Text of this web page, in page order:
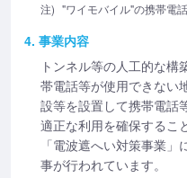
注) "ワイモバイル"の携帯電
4. 事業内容
トンネル等の人工的な
帯電話等が使用できない
設等を設置して携帯電話
適正な利用を確保するこ
「電波遮へい対策事業
事が行われています。